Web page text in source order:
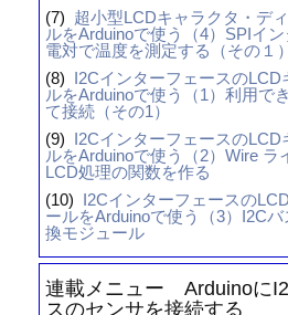
(7) 超小型LCDキャラクタ・デ
ルをArduinoで使う（4）SPIイ
電対で温度を測定する（その１）
(8)
I2Cインターフェースの
ルをArduinoで使う（1）利用で
て接続（その1）
(9)
I2Cインターフェースの
ルをArduinoで使う（2）Wire ラ
LCD処理の関数を作る
(10)
I2Cインターフェースの
ールをArduinoで使う（3）I2C
換モジュール
連載メニュー Arduinoに
スのセンサを接続する